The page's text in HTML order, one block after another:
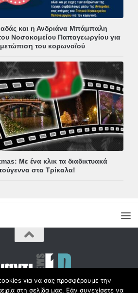
και η Ανδριάνα Μπάμπαλη
Νοσοκομείου Παπαγεωργίου για
του κορωνοϊού
Με ένα κλικ τα διαδικτυακά
στα Τρίκαλα!
© Radio1d.gr 2012-2017 |
για να σας προσφέρουμε την
στη σελίδα μας. Εάν συνεχίσετε να